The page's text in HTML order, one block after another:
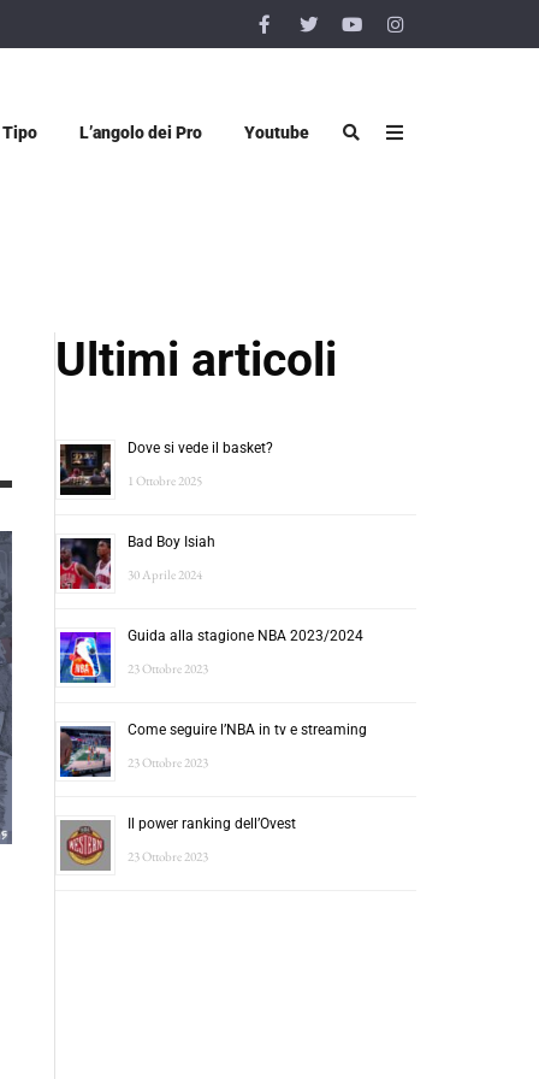
L’angolo dei Pro Youtube
Ultimi articoli
Dove si vede il basket?
1 Ottobre 2025
Bad Boy Isiah
30 Aprile 2024
Guida alla stagione NBA 2023/2024
23 Ottobre 2023
Come seguire l’NBA in tv e streaming
23 Ottobre 2023
Il power ranking dell’Ovest
23 Ottobre 2023